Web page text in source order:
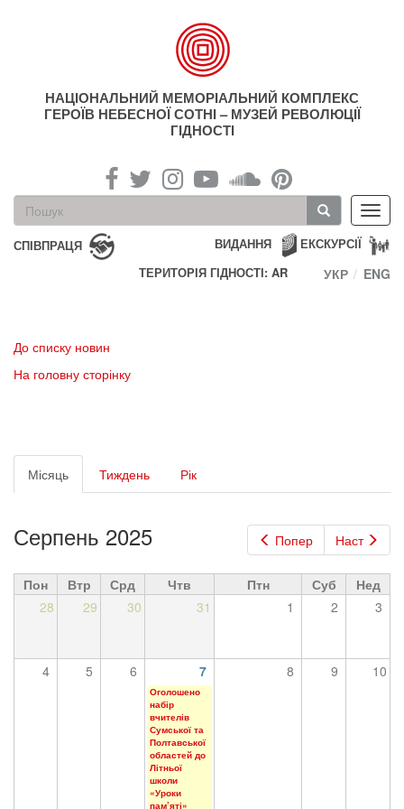
НАЦІОНАЛЬНИЙ МЕМОРІАЛЬНИЙ КОМПЛЕКС
ГЕРОЇВ НЕБЕСНОЇ СОТНІ – МУЗЕЙ РЕВОЛЮЦІЇ
ГІДНОСТІ
Пошукова
форма
Пошук
СПІВПРАЦЯ ЕКСКУРСІЇ
ВИДАННЯ
ТЕРИТОРІЯ ГІДНОСТІ: AR
УКР ENG
До списку новин
На головну сторінку
Первинні
вкладки
Місяць (активна
вкладка)
Тиждень Рік
Попер Наст
Серпень 2025
Пон Втр Срд Чтв Птн Суб
Нед
28
29 30 31 1 2 3
4 5 6 7 8 9 10
Оголошено
набір
вчителів
Сумської та
Полтавської
областей до
Літньої
школи
«Уроки
пам’яті»